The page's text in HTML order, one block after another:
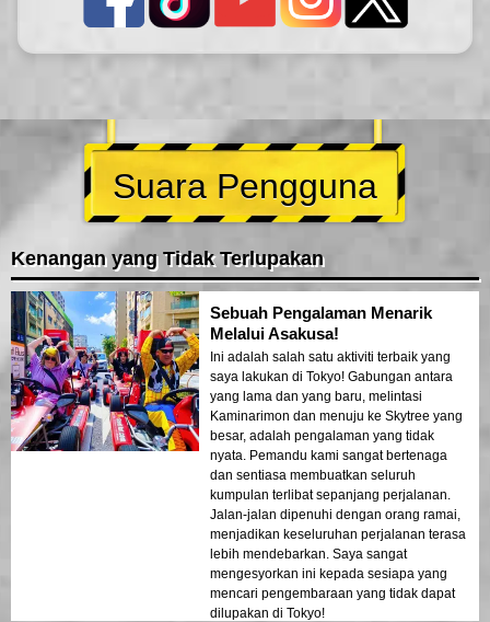
Suara Pengguna
Kenangan yang Tidak Terlupakan
Sebuah Pengalaman Menarik
Melalui Asakusa!
Ini adalah salah satu aktiviti terbaik yang
saya lakukan di Tokyo! Gabungan antara
yang lama dan yang baru, melintasi
Kaminarimon dan menuju ke Skytree yang
besar, adalah pengalaman yang tidak
nyata. Pemandu kami sangat bertenaga
dan sentiasa membuatkan seluruh
kumpulan terlibat sepanjang perjalanan.
Jalan-jalan dipenuhi dengan orang ramai,
menjadikan keseluruhan perjalanan terasa
lebih mendebarkan. Saya sangat
mengesyorkan ini kepada sesiapa yang
mencari pengembaraan yang tidak dapat
dilupakan di Tokyo!